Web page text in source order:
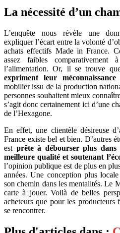
La nécessité d’un
L’enquête nous révèle une
expliquer l’écart entre la volonté
achats effectifs Made in France.
assez faibles comparativement
l’alimentation. Or, il se trouve
expriment leur
mobilier issu de la production
personnes souhaitent mieux
s’agit donc certainement ici d’une
de l’Hexagone.
En effet, une clientèle désireuse
France existe bel et bien. D’autres
est prête à débourser plus dans
meilleure qualité et soutenant
l’opinion publique est de plus en
années. Une conception plus
son chemin dans les mentalités. Le
carte à jouer. Voilà de belles
acheteurs que pour les producteurs
se rencontrer.